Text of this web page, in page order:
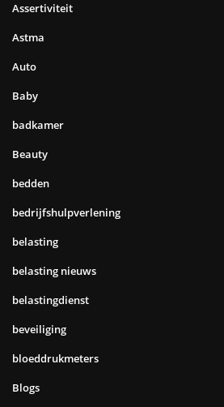
Assertiviteit
Astma
Auto
Baby
badkamer
Beauty
bedden
bedrijfshulpverlening
belasting
belasting nieuws
belastingdienst
beveiliging
bloeddrukmeters
Blogs